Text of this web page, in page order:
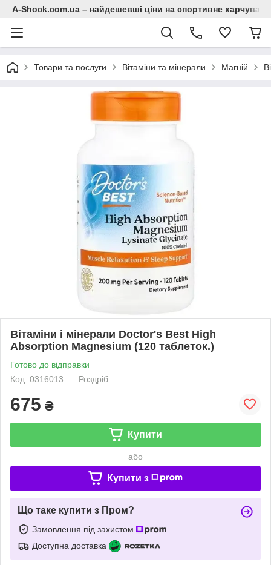
A-Shock.com.ua – найдешевші ціни на спортивне
Товари та послуги Вітаміни та мінерали Магній
Вітаміни і мінерали Doctor's Best High
Absorption Magnesium (120 таблеток.)
Готово до відправки
Код: 0316013
Роздріб
675 ₴
Купити
або
Купити з
Що таке купити з Пром?
Замовлення під захистом
Доступна доставка